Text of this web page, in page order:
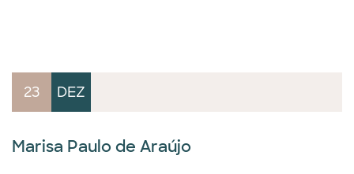
23 DEZ
Marisa Paulo de Araújo